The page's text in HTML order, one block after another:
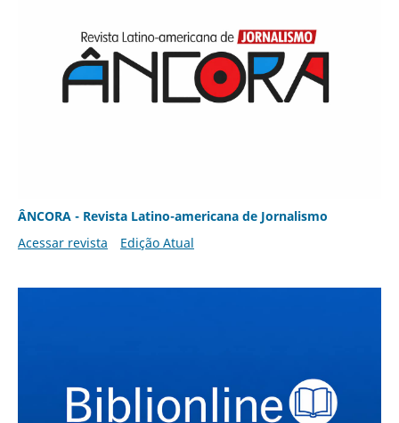
ÂNCORA - Revista Latino-americana de Jornalismo
Acessar revista
Edição Atual